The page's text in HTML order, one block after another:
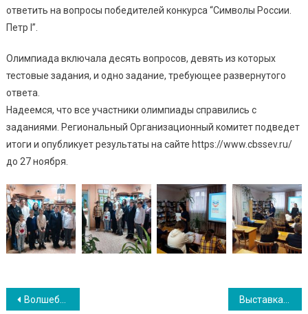
ответить на вопросы победителей конкурса “Символы России.
Петр I”.
Олимпиада включала десять вопросов, девять из которых
тестовые задания, и одно задание, требующее развернутого
ответа.
Надеемся, что все участники олимпиады справились с
заданиями. Региональный Организационный комитет подведет
итоги и опубликует результаты на сайте https://www.cbssev.ru/
до 27 ноября.
Навигация
Волшебница из Швеции